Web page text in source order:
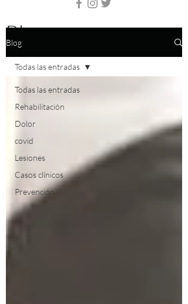
Blog
Blog
Todas las entradas
Rehabilitación
Dolor
covid
Lesiones
Casos clínicos
Prevención
Todas las entradas